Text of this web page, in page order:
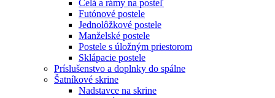
Čelá a rámy na posteľ
Futónové postele
Jednolôžkové postele
Manželské postele
Postele s úložným priestorom
Sklápacie postele
Príslušenstvo a doplnky do spálne
Šatníkové skrine
Nadstavce na skrine